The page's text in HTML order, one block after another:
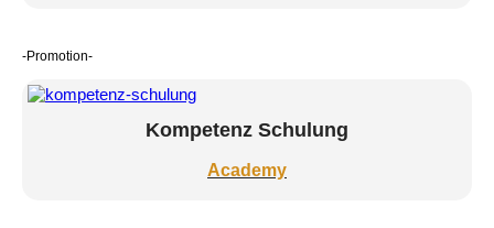
-Promotion-
Kompetenz Schulung
Academy